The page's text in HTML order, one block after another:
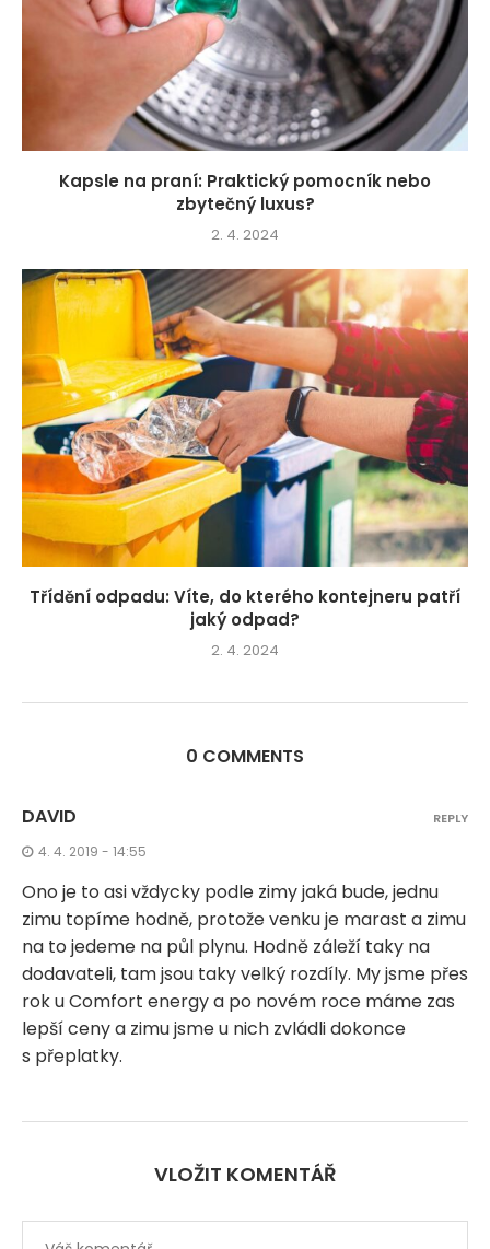
Kapsle na praní: Praktický pomocník nebo
zbytečný luxus?
2. 4. 2024
Třídění odpadu: Víte, do kterého kontejneru patří
jaký odpad?
2. 4. 2024
0 COMMENTS
DAVID
4. 4. 2019 - 14:55
Ono je to asi vždycky podle zimy jaká bude, jednu
zimu topíme hodně, protože venku je marast a zimu
na to jedeme na půl plynu. Hodně záleží taky na
dodavateli, tam jsou taky velký rozdíly. My jsme přes
rok u Comfort energy a po novém roce máme zas
lepší ceny a zimu jsme u nich zvládli dokonce
s přeplatky.
REPLY
VLOŽIT KOMENTÁŘ